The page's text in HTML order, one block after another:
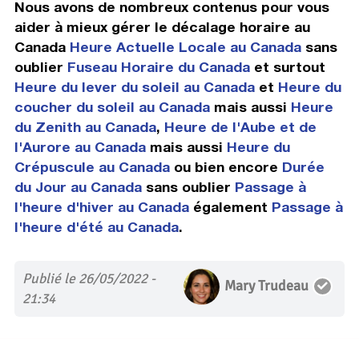
Nous avons de nombreux contenus pour vous
aider à mieux gérer le décalage horaire au
Canada Heure Actuelle Locale au Canadasans
oublier Fuseau Horaire du Canadaet surtout
Heure du lever du soleil au Canadaet Heure du
coucher du soleil au Canadamais aussi Heure
du Zenith au Canada, Heure de l'Aube et de
l'Aurore au Canadamais aussi Heure du
Crépuscule au Canadaou bien encore Durée
du Jour au Canadasans oublier Passage à
l'heure d'hiver au Canadaégalement Passage à
l'heure d'été au Canada.
Publié le 26/05/2022 -
21:34
Mary Trudeau